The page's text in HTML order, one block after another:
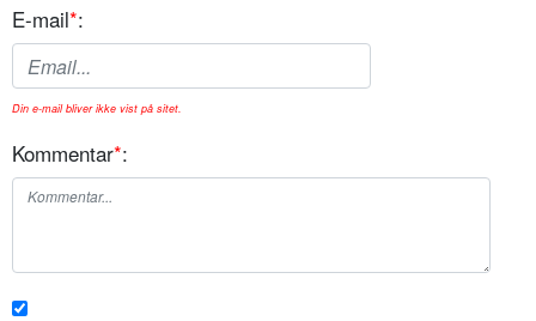
E-mail*:
Din e-mail bliver ikke vist på sitet.
Kommentar*: